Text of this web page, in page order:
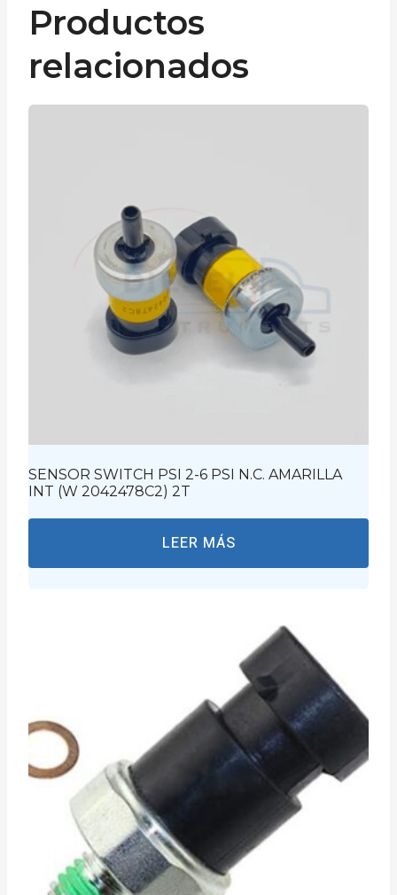
Productos
relacionados
SENSOR SWITCH PSI 2-6 PSI N.C. AMARILLA
INT (W 2042478C2) 2T
LEER MÁS